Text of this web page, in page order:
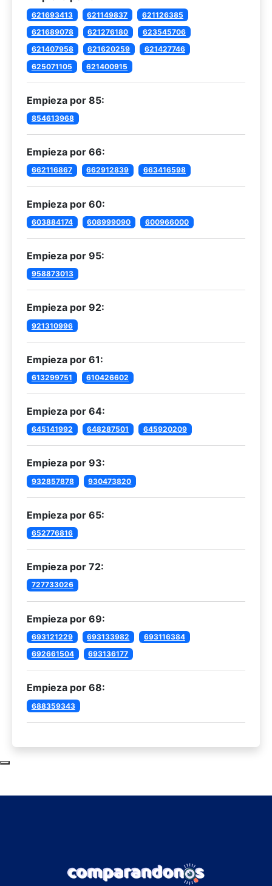
621693413 621149837
621126385
621689078
621276180
623545706
621407958
621620259
621427746
625071105
621400915
Empieza por 85:
854613968
Empieza por 66:
662116867 662912839 663416598
Empieza por 60:
603884174 608999090 600966000
Empieza por 95:
958873013
Empieza por 92:
921310996
Empieza por 61:
613299751 610426602
Empieza por 64:
645141992 648287501 645920209
Empieza por 93:
932857878 930473820
Empieza por 65:
652776816
Empieza por 72:
727733026
Empieza por 69:
693121229 693133982
693116384
692661504
693136177
Empieza por 68:
688359343